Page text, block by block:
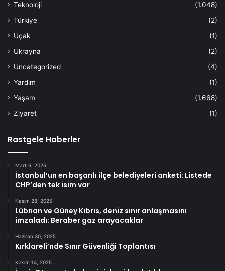
Teknoloji
(1.048)
Türkiye
(2)
Uçak
(1)
Ukrayna
(2)
Uncategorized
(4)
Yardım
(1)
Yaşam
(1.668)
Ziyaret
(1)
Rastgele Haberler
Mart 6, 2026
İstanbul’un en başarılı ilçe belediyeleri anketi: Listede
CHP’den tek isim var
Kasım 28, 2025
Lübnan ve Güney Kıbrıs, deniz sınır anlaşmasını
imzaladı: Beraber gaz arayacaklar
Haziran 30, 2025
Kırklareli’nde Sınır Güvenliği Toplantısı
Kasım 14, 2025